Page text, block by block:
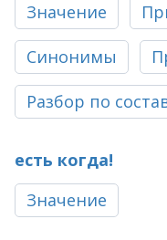
Значение
Синонимы
Разбор по
есть когда!
Значение